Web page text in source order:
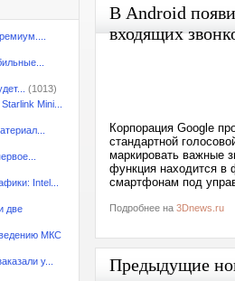
(1013)
Mini...
Intel...
две
МКС
у...
В Android
входящих
Корпорация Google
стандартной
маркировать важные
функция находится в
смартфонам под
Подробнее на 3Dnews.ru
Предыдущие